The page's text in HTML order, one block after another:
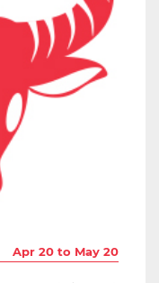
Apr 20 to May 20